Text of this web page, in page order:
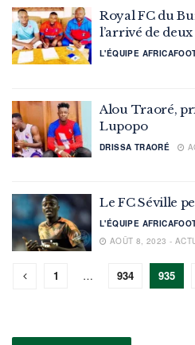
Royal FC du
l’arrivé de
L'ÉQUIPE
Alou Traoré,
Lupopo
DRISSA TRAORÉ
Le FC Séville
L'ÉQUIPE
AOÛT 8, 2023 -
1 … 934 935